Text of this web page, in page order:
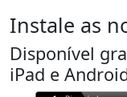
Instale as
Disponível
iPad e